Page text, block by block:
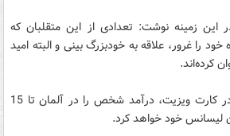
این زمینه نوشت: تعدادی از این متقلبان كه
را غرور، علاقه به خودبزرگ بینی و البته امید
كرده‌اند.
نوشته شدن عنوان 'دكتر' در كارت ویزیت، درآمد شخص را در آلمان تا ‎15
لیسانس خود خواهد كرد.